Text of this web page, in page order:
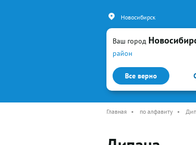
Ваш город
район
Все верно
Новосибирск
Каталог
Главная • по алфавиту •